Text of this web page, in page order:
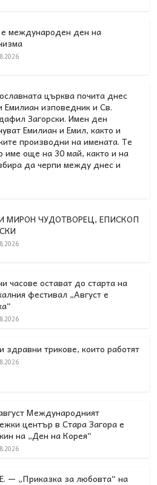
международен ден на
църква почита днес
Емилиан изповедник и Св.
Загорски. Имен ден
Емилиан и Емил, както и
производни на имената. Те
име още на 30 май, както и на
да черпи между днес и
МИРОН ЧУДОТВОРЕЦ, ЕПИСКОП
часове остават до старта на
фестивал „Август е
здравни трикове, които работят
Международният
център в Стара Загора е
на „Ден на Корея“
— „Приказка за любовта“ на